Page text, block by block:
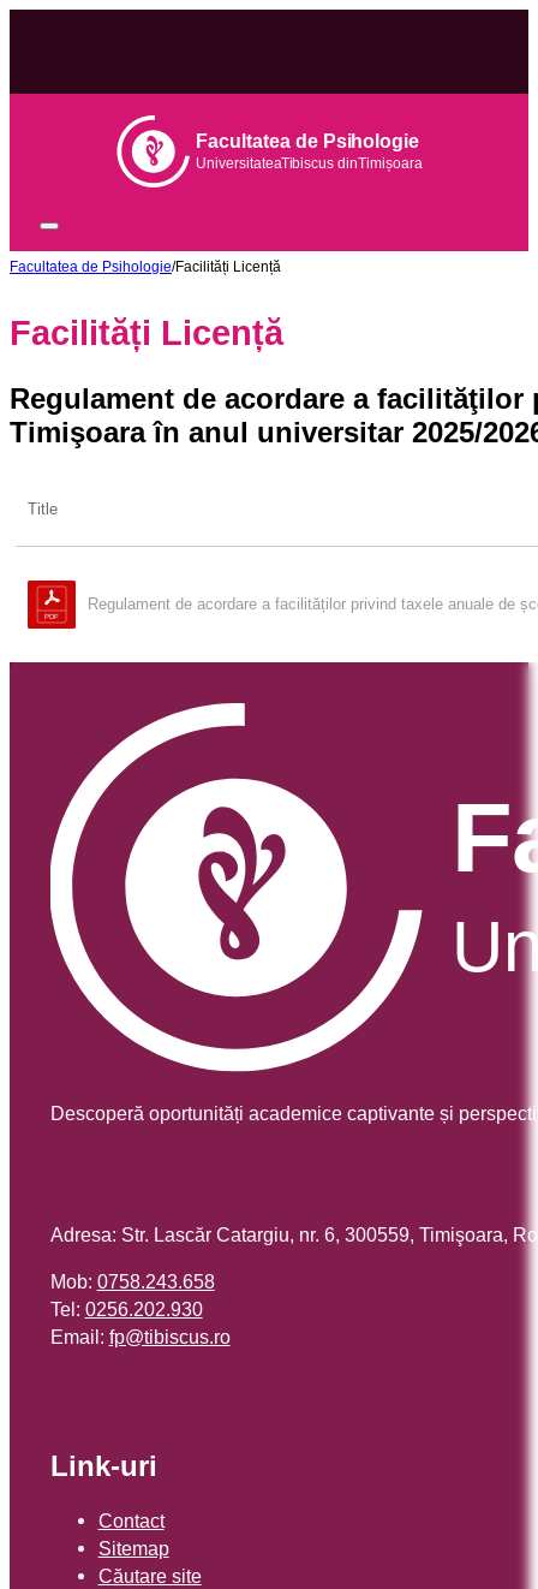
Universitatea Tibiscus din Timișoara
Facultatea de Psihologie
Facultatea de Psihologie/Facilități Licență
Facilități Licență
Regulament de acordare a
Timişoara în anul universitar 2025/
Title
Regulament de acordare a facilităților privind taxele anuale de
Descoperă oportunități academice captivante și
Adresa: Str. Lascăr Catargiu, nr. 6, 300559, Timişoara,
Mob: 0758.243.658
Tel: 0256.202.930
Email: or.sucsibit@pf
Link-uri
Contact
Sitemap
Căutare site